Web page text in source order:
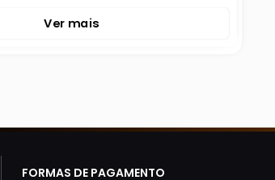
Ver mais
FORMAS DE PAGAMENTO